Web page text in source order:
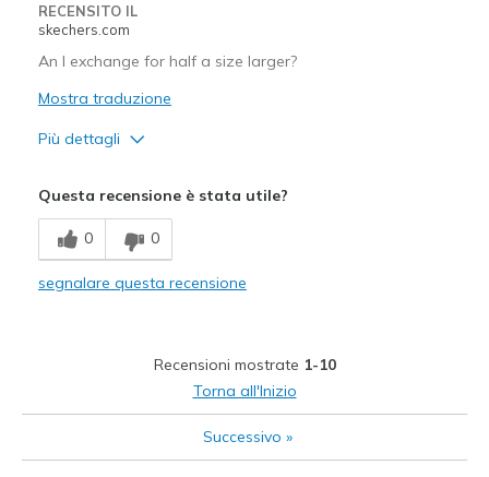
RECENSITO IL
skechers.com
An I exchange for half a size larger?
Mostra traduzione
Più dettagli
Sizing
Feels half size too small
Questa recensione è stata utile?
0 0
segnalare questa recensione
Recensioni mostrate 1-10
Torna all'Inizio
Successivo »